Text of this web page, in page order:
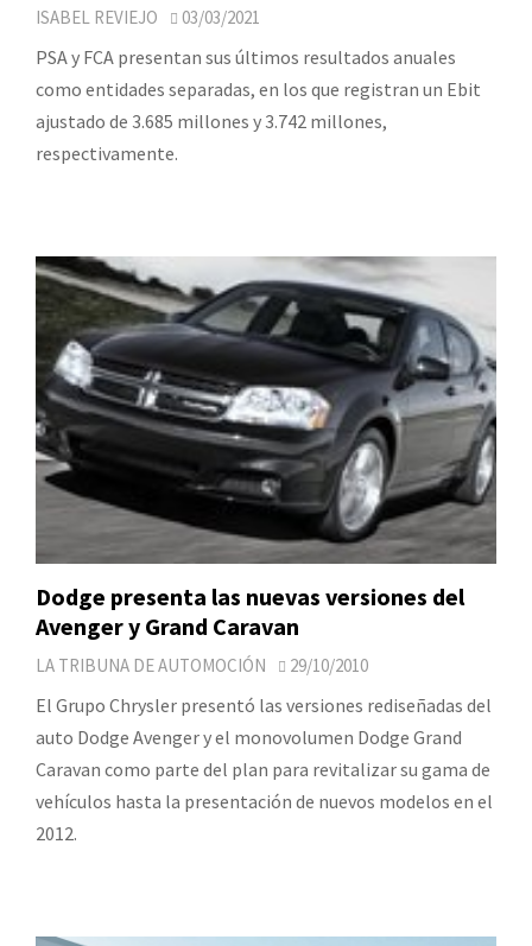
ISABEL REVIEJO 03/03/2021
PSA y FCA presentan sus últimos resultados anuales
como entidades separadas, en los que registran un Ebit
ajustado de 3.685 millones y 3.742 millones,
respectivamente.
Dodge presenta las nuevas versiones del
Avenger y Grand Caravan
LA TRIBUNA DE AUTOMOCIÓN 29/10/2010
El Grupo Chrysler presentó las versiones rediseñadas del
auto Dodge Avenger y el monovolumen Dodge Grand
Caravan como parte del plan para revitalizar su gama de
vehículos hasta la presentación de nuevos modelos en el
2012.